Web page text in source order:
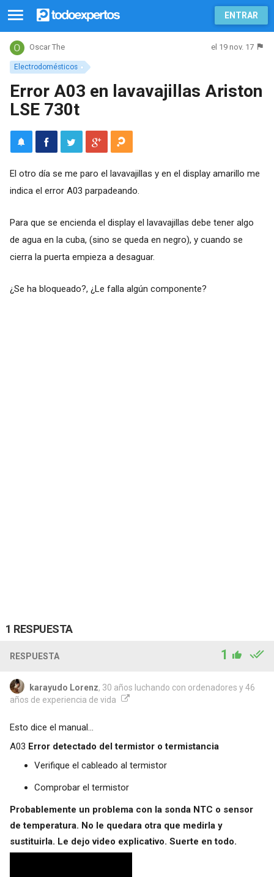
ENTRAR
Electrodomésticos
Oscar The el 19 nov. 17
Error A03 en lavavajillas Ariston
LSE 730t
El otro día se me paro el lavavajillas y en el display amarillo me
indica el error A03 parpadeando.
Para que se encienda el display el lavavajillas debe tener algo
de agua en la cuba, (sino se queda en negro), y cuando se
cierra la puerta empieza a desaguar.
¿Se ha bloqueado?, ¿Le falla algún componente?
1 RESPUESTA
RESPUESTA 1
karayudo Lorenz, 30 años luchando con ordenadores y 46
años de experiencia de vida
Esto dice el manual...
A03 Error detectado del termistor o termistancia
Verifique el cableado al termistor
Comprobar el termistor
Probablemente un problema con la sonda NTC o sensor
de temperatura. No le quedara otra que medirla y
sustituirla. Le dejo video explicativo. Suerte en todo.